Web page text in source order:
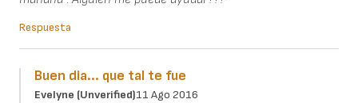
Respuesta
Buen dia... que tal te fue
Evelyne (unverified)11 Ago 2016